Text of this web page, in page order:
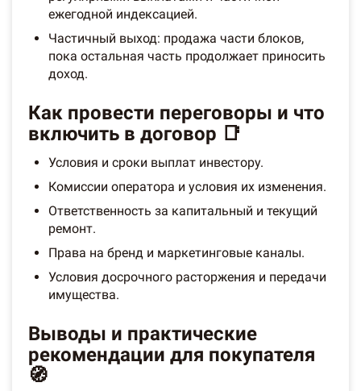
ежегодной индексацией.
Частичный выход: продажа части блоков,
пока остальная часть продолжает приносить
доход.
Как провести переговоры и что
включить в договор 📑
Условия и сроки выплат инвестору.
Комиссии оператора и условия их изменения.
Ответственность за капитальный и текущий
ремонт.
Права на бренд и маркетинговые каналы.
Условия досрочного расторжения и передачи
имущества.
Выводы и практические
рекомендации для покупателя
🧭